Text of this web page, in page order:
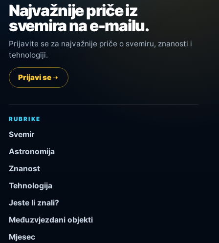
Najvažnije priče iz
svemira na e-mailu.
Prijavite se za najvažnije priče o svemiru, znanosti i
tehnologiji.
Prijavi se
RUBRIKE
Svemir
Astronomija
Znanost
Tehnologija
Jeste li znali?
Međuzvjezdani objekti
Mjesec